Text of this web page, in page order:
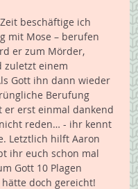
beschäftige ich
mit Mose – berufen
er zum Mörder,
zuletzt einem
Gott ihn dann wieder
Berufung
erst einmal dankend
reden… - ihr kennt
Letztlich hilft Aaron
ihr euch schon mal
Gott 10 Plagen
hätte doch gereicht!